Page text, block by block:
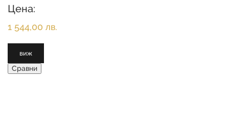
Цена:
1 544,00 лв.
виж
Сравни